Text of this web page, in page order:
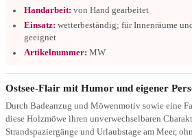
Handarbeit: von Hand gearbeitet
Einsatz: wetterbeständig; für Innenräume
geeignet
Artikelnummer: MW
Ostsee-Flair mit Humor und eigener
Durch Badeanzug und Möwenmotiv sowie eine
diese Holzmöwe ihren unverwechselbaren
Strandspaziergänge und Urlaubstage am Meer,